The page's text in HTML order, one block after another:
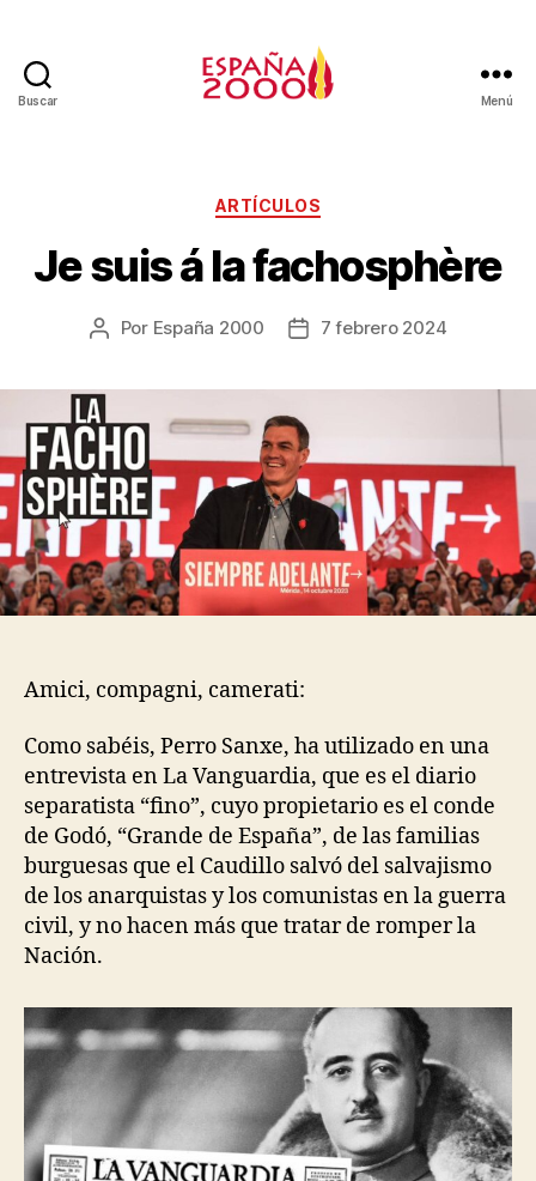
Buscar Menú
ARTÍCULOS
Je suis á la fachosphère
Por España 2000 7 febrero 2024
Amici, compagni, camerati:
Como sabéis, Perro Sanxe, ha utilizado en una
entrevista en La Vanguardia, que es el diario
separatista “fino”, cuyo propietario es el conde
de Godó, “Grande de España”, de las familias
burguesas que el Caudillo salvó del salvajismo
de los anarquistas y los comunistas en la guerra
civil, y no hacen más que tratar de romper la
Nación.